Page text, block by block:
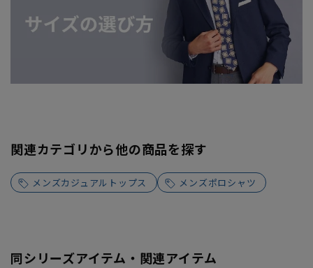
関連カテゴリから他の商品を探す
メンズカジュアルトップス メンズポロシャツ
同シリーズアイテム・関連アイテム